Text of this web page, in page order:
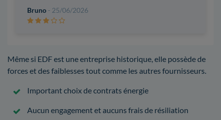
Bruno - 25/06/2026
Même si EDF est une entreprise historique, elle possède de
forces et des faiblesses tout comme les autres fournisseurs.
Important choix de contrats énergie
Aucun engagement et aucuns frais de résiliation